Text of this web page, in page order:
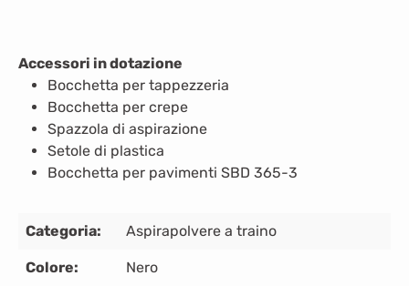
Accessori in dotazione
Bocchetta per tappezzeria
Bocchetta per crepe
Spazzola di aspirazione
Setole di plastica
Bocchetta per pavimenti SBD 365-3
Categoria: Aspirapolvere a traino
Colore: Nero